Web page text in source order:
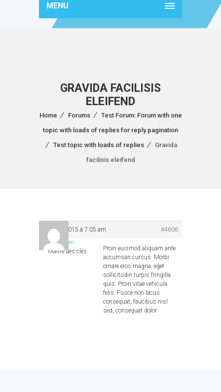
MENU
GRAVIDA FACILISIS
ELEIFEND
Home Forums
Test Forum: Forum with one
topic with loads of replies for reply pagination
Test topic with loads of replies
Gravida
facilisis eleifend
juillet 3, 2015 à 7:05 am
#4606
A2Com
Maître des clés
Proin euismod aliquam ante
accumsan cursus. Morbi
ornare eros magna, eget
sollicitudin turpis fringilla
quis. Proin vitae vehicula
felis. Fusce non lacus
consequat, faucibus nisl
sed, consequat dolor.